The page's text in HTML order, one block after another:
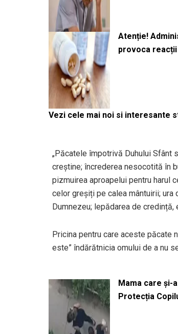
Atenție!
provoca
Vezi cele mai noi si interesante
„Păcatele împotrivă Duhului Sfânt
creștine; încrederea nesocotită în
pizmuirea aproapelui pentru harul
celor greșiți pe calea mântuirii; ura
Dumnezeu; lepădarea de
Pricina pentru care aceste păcate
este” îndărătnicia omului de a nu
Mama care și-
Protecția